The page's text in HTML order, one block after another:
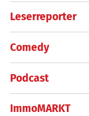
Leserreporter
Comedy
Podcast
ImmoMARKT